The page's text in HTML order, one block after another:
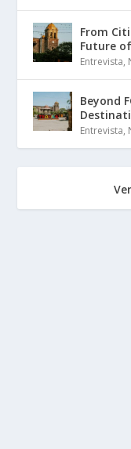
From
Future
Entrevista,
Beyond
Entrevista,